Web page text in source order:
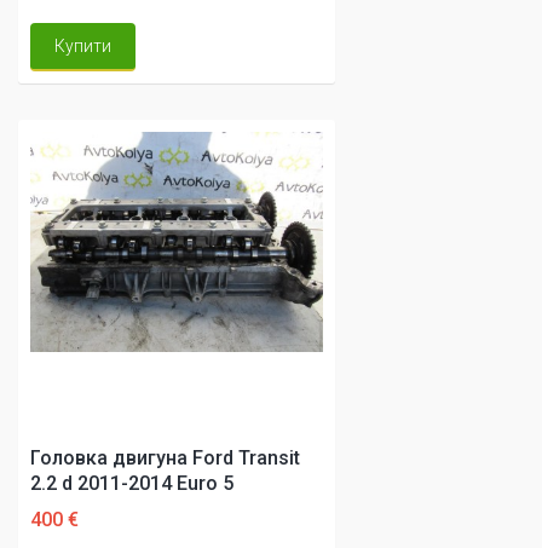
Купити
Головка двигуна Ford Transit
2.2 d 2011-2014 Euro 5
400 €